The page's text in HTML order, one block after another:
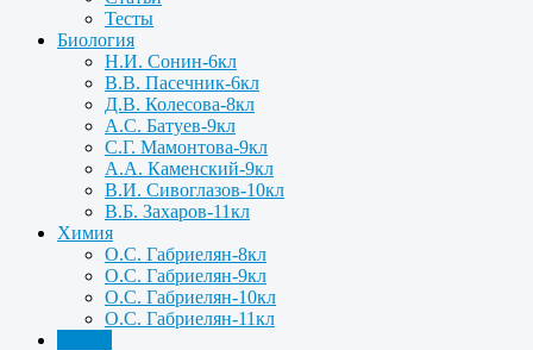
Тесты
Биология
Н.И. Сонин-6кл
В.В. Пасечник-6кл
Д.В. Колесова-8кл
А.С. Батуев-9кл
С.Г. Мамонтова-9кл
А.А. Каменский-9кл
В.И. Сивоглазов-10кл
В.Б. Захаров-11кл
Химия
О.С. Габриелян-8кл
О.С. Габриелян-9кл
О.С. Габриелян-10кл
О.С. Габриелян-11кл